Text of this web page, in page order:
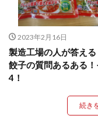
2023年2月16日
製造工場の人が答え
餃子の質問あるある
4！
続き
新商品
旨辛
食の安全
鉄
餃子と食べたい
肉汁爆弾餃子
羽根つきタン塩餃